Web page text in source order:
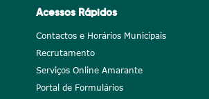
Acessos Rápidos
Contactos e Horários Municipais
Recrutamento
Serviços Online Amarante
Portal de Formulários